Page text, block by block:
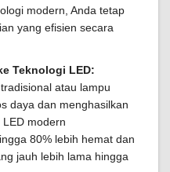
modern, Anda tetap
yang efisien secara
Teknologi LED:
atau lampu
daya dan menghasilkan
modern
80% lebih hemat dan
jauh lebih lama hingga